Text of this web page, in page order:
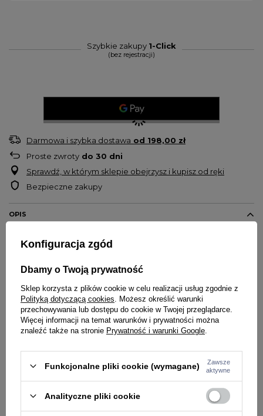
Szybkie zakupy 1-Click
(bez rejestracji)
Darmowa i szybka dostawa od 198,00 zł
Proste zwroty do 30 dni
Sprawdź, w którym sklepie obejrzysz i kupisz od ręki
Bezpieczne zakupy
OPIS
Męskie spodenki szorty Iriedaily
Klasyczne spodenki materiałowe
Dwie kieszenie przednie oraz dwie tylne
Materiał 100% bawełna
SZCZEGÓŁY PRODUKTU
Marka Iriedaily
Konfiguracja zgód
Dbamy o Twoją prywatność
Sklep korzysta z plików cookie w celu realizacji usług zgodnie z
Polityką dotyczącą cookies . Możesz określić warunki
przechowywania lub dostępu do cookie w Twojej przeglądarce.
Więcej informacji na temat warunków i prywatności można
znaleźć także na stronie Prywatność i warunki Google
Funkcjonalne pliki cookie (wymagane)
Zawsze
aktywne
Analityczne pliki cookie